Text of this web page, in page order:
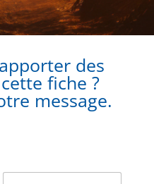
des
fiche ?
message.